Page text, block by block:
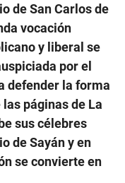
de San Carlos de
vocación
y liberal se
por el
defender la forma
páginas de La
sus célebres
de Sayán y en
se convierte en